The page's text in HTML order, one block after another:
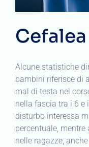
Alcune statistiche
bambini riferisce di
mal di testa nel
nella fascia tra i 6 e
disturbo interessa
percentuale,
nelle ragazze,